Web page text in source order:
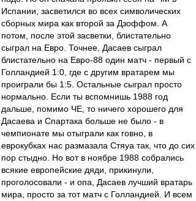
Испании, засветился во всех символических
сборных мира как второй за Дзоффом. А
потом, после этой засветки, блистательно
сыграл на Евро. Точнее, Дасаев сыграл
блистательно на Евро-88 один матч - первый с
Голландией 1:0, где с другим вратарем мы
проиграли бы 1:5. Остальные сыграл просто
нормально. Если ты вспомнишь 1988 год
дальше, помимо ЧЕ, то ничего хорошего для
Дасаева и Спартака больше не было - в
чемпионате мы отыграли как говно, в
еврокубках нас размазала Стяуа так, что до сих
пор стыдно. Но вот в ноябре 1988 собрались
всякие европейские дяди, прикинули,
проголосовали - и опа, Дасаев лучший вратарь
мира, просто за тот матч с Голландией. И всем